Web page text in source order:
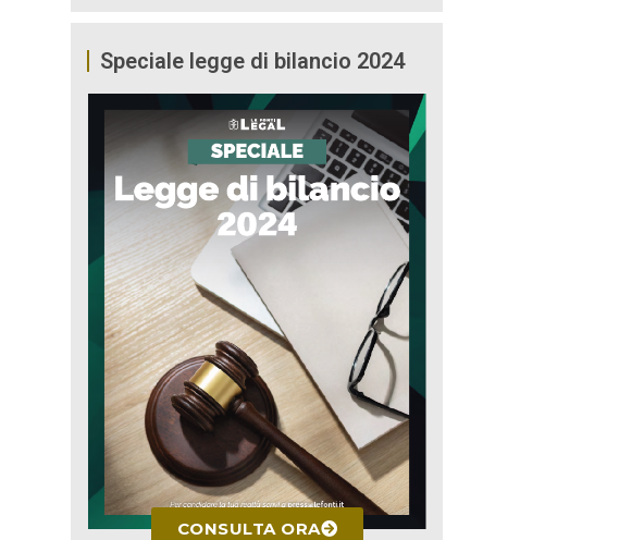
Speciale legge di bilancio 2024
CONSULTA ORA